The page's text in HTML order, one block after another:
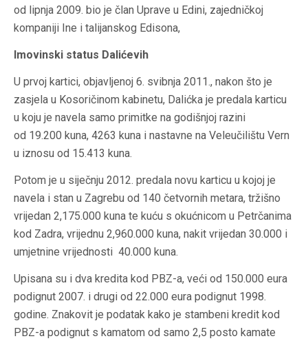
od lipnja 2009. bio je član Uprave u Edini, zajedničkoj
kompaniji Ine i talijanskog Edisona,
Imovinski status Dalićevih
U prvoj kartici, objavljenoj 6. svibnja 2011., nakon što je
zasjela u Kosoričinom kabinetu, Dalićka je predala karticu
u koju je navela samo primitke na godišnjoj razini
od 19.200 kuna, 4263 kuna i nastavne na Veleučilištu Vern
u iznosu od 15.413 kuna.
Potom je u siječnju 2012. predala novu karticu u kojoj je
navela i stan u Zagrebu od 140 četvornih metara, tržišno
vrijedan 2,175.000 kuna te kuću s okućnicom u Petrčanima
kod Zadra, vrijednu 2,960.000 kuna, nakit vrijedan 30.000 i
umjetnine vrijednosti 40.000 kuna.
Upisana su i dva kredita kod PBZ-a, veći od 150.000 eura
podignut 2007. i drugi od 22.000 eura podignut 1998.
godine. Znakovit je podatak kako je stambeni kredit kod
PBZ-a podignut s kamatom od samo 2,5 posto kamate